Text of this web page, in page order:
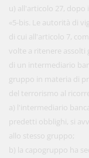
u) all'articolo 27, dopo
«5-bis. Le autorità di
di cui all'articolo 7,
volte a ritenere assolti
di un intermediario
gruppo in materia di
del terrorismo al
a) l'intermediario
predetti obblighi, si
allo stesso gruppo;
b) la capogruppo ha